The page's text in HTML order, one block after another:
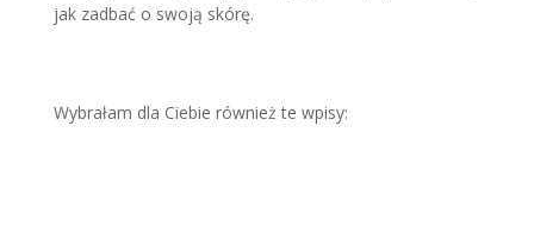
jak zadbać o swoją skórę.
Wybrałam dla Ciebie również te wpisy: